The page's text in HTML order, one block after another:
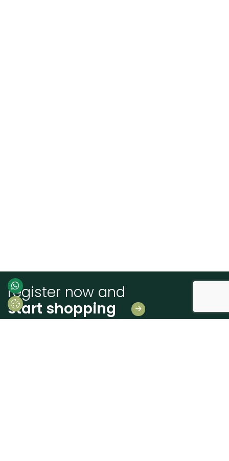
register now and
start shopping